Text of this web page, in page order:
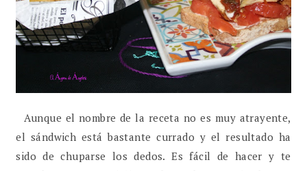
Aunque el nombre de la receta no es muy atrayente,
el sándwich está bastante currado y el resultado ha
sido de chuparse los dedos. Es fácil de hacer y te